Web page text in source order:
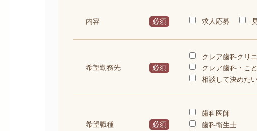
内容 必須 求人応募
希望勤務先 必須
クレア歯科クリ
クレア歯科・こ
相談して決めたい
希望職種 必須
歯科医師
歯科衛生士